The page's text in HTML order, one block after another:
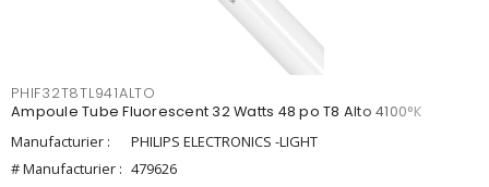
PHIF32T8TL941ALTO
Ampoule Tube Fluorescent 32 Watts 48 po T8 Alto 4100°K
Manufacturier :
PHILIPS ELECTRONICS -LIGHT
# Manufacturier : 479626